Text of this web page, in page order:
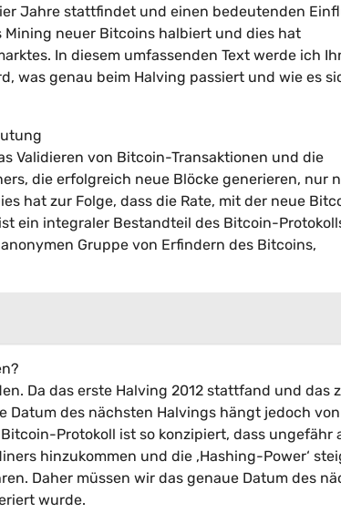
Jahre stattfindet und einen bedeutenden
neuer Bitcoins halbiert und dies hat
In diesem umfassenden Text werde ich
was genau beim Halving passiert und wie es
Validieren von Bitcoin-Transaktionen und die
die erfolgreich neue Blöcke generieren, nur
hat zur Folge, dass die Rate, mit der neue
ein integraler Bestandteil des Bitcoin-
Gruppe von Erfindern des Bitcoins,
Da das erste Halving 2012 stattfand und das
Datum des nächsten Halvings hängt jedoch
Protokoll ist so konzipiert, dass ungefähr
hinzukommen und die ‚Hashing-Power‘
Daher müssen wir das genaue Datum des
wurde.